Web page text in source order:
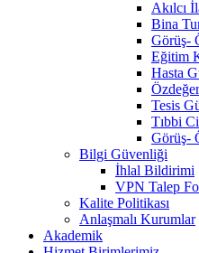
Akılcı
Bina
Görüş-
Eğitim
Hasta
Tesis
Tıbbi
Görüş-
Bilgi Güvenliği
İhlal Bildirimi
VPN Talep
Kalite Politikası
Anlaşmalı Kurumlar
Akademik